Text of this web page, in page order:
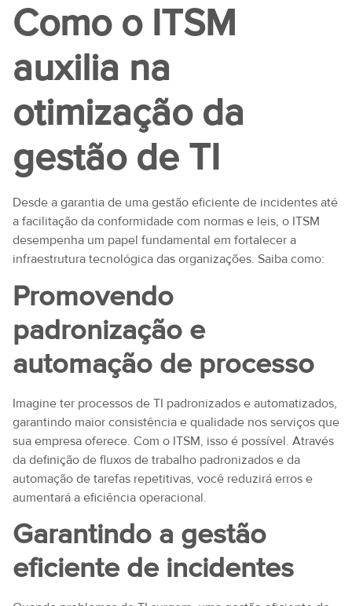
Como o ITSM
auxilia na
otimização da
gestão de TI
Desde a garantia de uma gestão eficiente de incidentes até
a facilitação da conformidade com normas e leis, o ITSM
desempenha um papel fundamental em fortalecer a
infraestrutura tecnológica das organizações. Saiba como:
Promovendo
padronização e
automação de processo
Imagine ter processos de TI padronizados e automatizados,
garantindo maior consistência e qualidade nos serviços que
sua empresa oferece. Com o ITSM, isso é possível. Através
da definição de fluxos de trabalho padronizados e da
automação de tarefas repetitivas, você reduzirá erros e
aumentará a eficiência operacional.
Garantindo a gestão
eficiente de incidentes